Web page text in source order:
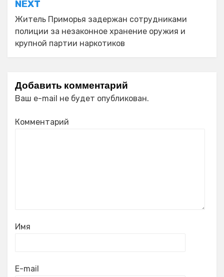
NEXT
Житель Приморья задержан сотрудниками
полиции за незаконное хранение оружия и
крупной партии наркотиков
Добавить комментарий
Ваш e-mail не будет опубликован.
Комментарий
Имя
E-mail